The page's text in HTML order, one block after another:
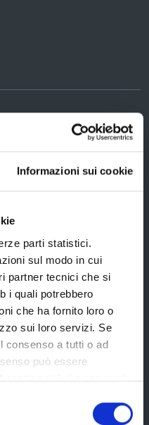
Informazioni sui cookie
parti statistici.
sul modo in cui
partner tecnici che si
i quali potrebbero
che ha fornito loro o
sui loro servizi. Se
consenso a tutti o ad
può essere
tutti". Se non vuole